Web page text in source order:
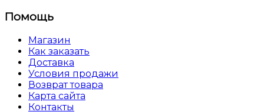
Помощь
Магазин
Как заказать
Доставка
Условия продажи
Возврат товара
Карта сайта
Контакты